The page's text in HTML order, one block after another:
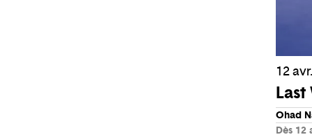
12
Ohad
Dès 12